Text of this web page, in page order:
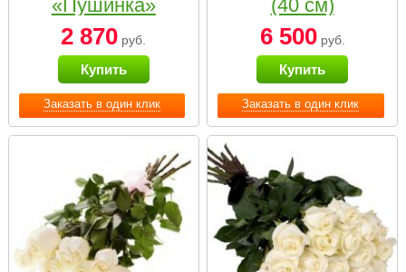
Заказать в один клик
«Пушинка»
2 870 руб.
Купить
Заказать в один клик
(40 см)
6 500руб.
Купить